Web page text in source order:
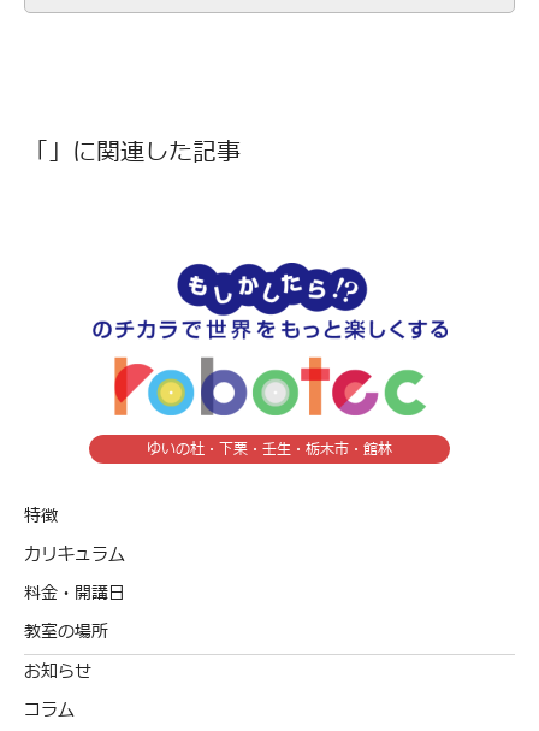
「」に関連した記事
ゆいの杜・下栗・壬生・栃木市・館林
特徴
カリキュラム
料金・開講日
教室の場所
お知らせ
コラム